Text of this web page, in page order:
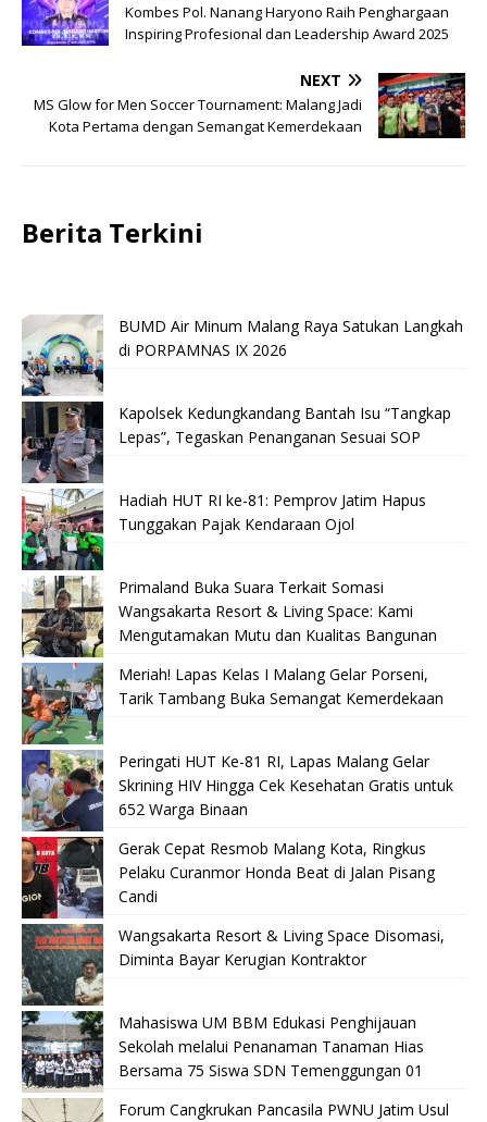
Kombes Pol. Nanang Haryono Raih Penghargaan
Inspiring Profesional dan Leadership Award 2025
NEXT
MS Glow for Men Soccer Tournament: Malang Jadi
Kota Pertama dengan Semangat Kemerdekaan
Berita Terkini
BUMD Air Minum Malang Raya Satukan Langkah
di PORPAMNAS IX 2026
Kapolsek Kedungkandang Bantah Isu “Tangkap
Lepas”, Tegaskan Penanganan Sesuai SOP
Hadiah HUT RI ke-81: Pemprov Jatim Hapus
Tunggakan Pajak Kendaraan Ojol
Primaland Buka Suara Terkait Somasi
Wangsakarta Resort & Living Space: Kami
Mengutamakan Mutu dan Kualitas Bangunan
Meriah! Lapas Kelas I Malang Gelar Porseni,
Tarik Tambang Buka Semangat Kemerdekaan
Peringati HUT Ke-81 RI, Lapas Malang Gelar
Skrining HIV Hingga Cek Kesehatan Gratis untuk
652 Warga Binaan
Gerak Cepat Resmob Malang Kota, Ringkus
Pelaku Curanmor Honda Beat di Jalan Pisang
Candi
Wangsakarta Resort & Living Space Disomasi,
Diminta Bayar Kerugian Kontraktor
Mahasiswa UM BBM Edukasi Penghijauan
Sekolah melalui Penanaman Tanaman Hias
Bersama 75 Siswa SDN Temenggungan 01
Forum Cangkrukan Pancasila PWNU Jatim Usul